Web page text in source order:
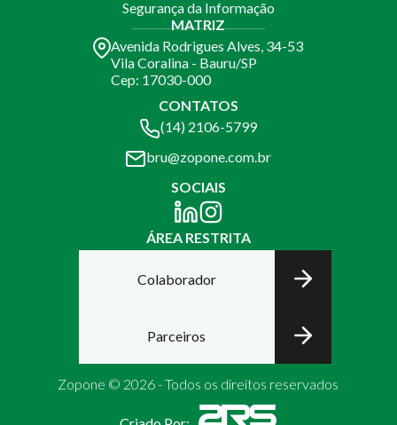
Segurança da Informação
MATRIZ
Avenida Rodrigues Alves, 34-53
Vila Coralina - Bauru/SP
Cep: 17030-000
CONTATOS
(14) 2106-5799
bru@zopone.com.br
SOCIAIS
ÁREA RESTRITA
Colaborador
Parceiros
Zopone © 2026 - Todos os direitos reservados